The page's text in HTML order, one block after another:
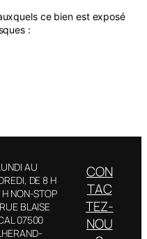
ce bien est exposé
:
AU
DE 8 H
NON-STOP
BLAISE
07500
Facebook
Instagram
LinkedIn
CON
TAC
TEZ-
NOU